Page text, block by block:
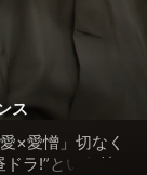
ス
×愛憎」切なく
ラ!”という魅力